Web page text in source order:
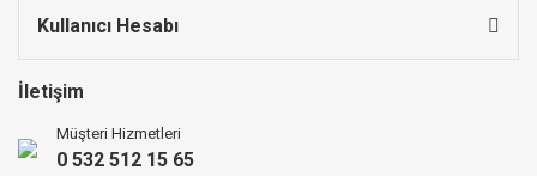
Kullanıcı Hesabı
İletişim
Müşteri Hizmetleri
0 532 512 15 65